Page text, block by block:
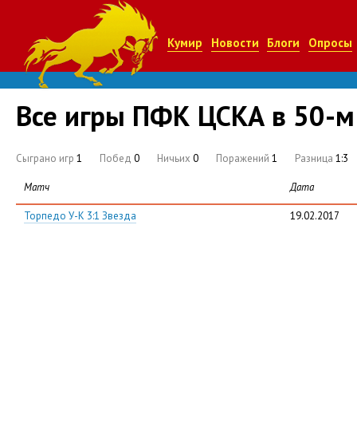
Кумир Новости Блоги Опросы
Все игры ПФК ЦСКА в 50-
Сыграно игр 1 Побед 0 Ничьих 0 Поражений 1 Разница 1:3
Матч Дата
Торпедо У-К 3:1 Звезда 19.02.2017